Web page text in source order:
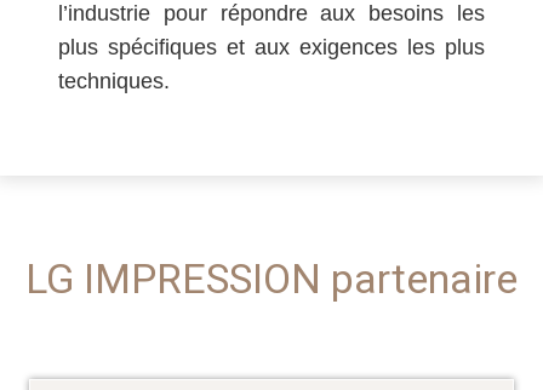
l’industrie pour répondre aux besoins les
plus spécifiques et aux exigences les plus
techniques.
LG IMPRESSION partenaire